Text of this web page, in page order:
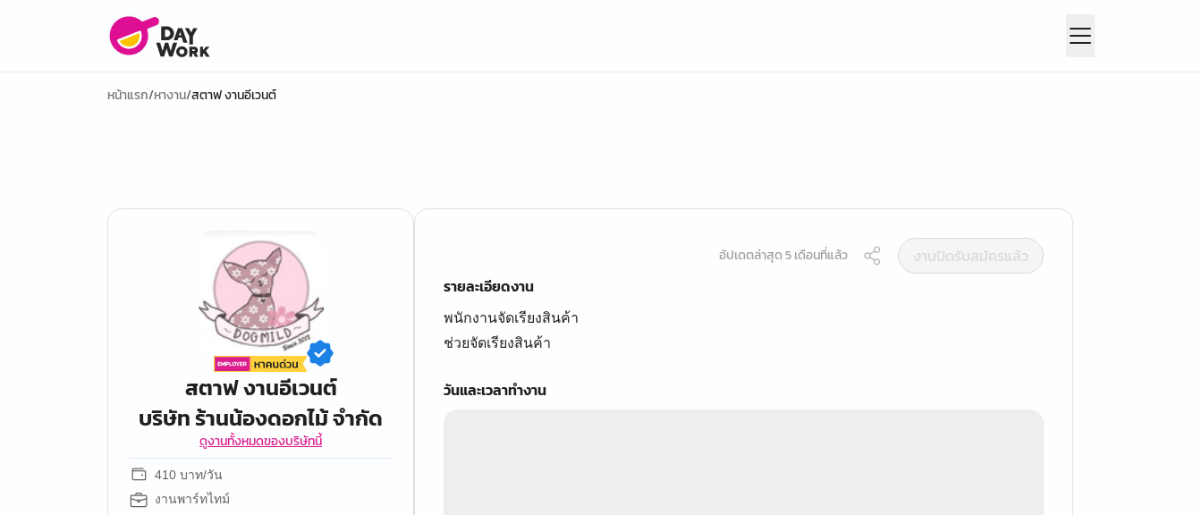
หน้าแรก/หางาน/สตาฟ งานอีเวนต์
สตาฟ งานอีเวนต์
บริษัท ร้านน้องดอกไม้ จำกัด
ดูงานทั้งหมดของบริษัทนี้
410 บาท/วัน
งานพาร์ทไทม์
อัปเดตล่าสุด 5 เดือนที่แล้ว
งานปิดรับสมัครแล้ว
รายละเอียดงาน
พนักงานจัดเรียงสินค้า
ช่วยจัดเรียงสินค้า
วันและเวลาทำงาน